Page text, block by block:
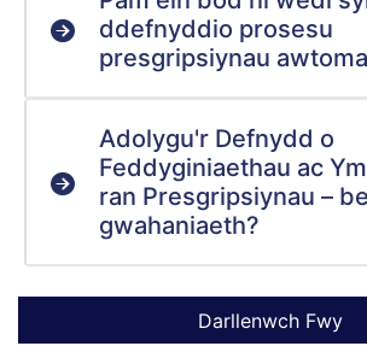
ddefnyddio prosesu
presgripsiynau
Adolygu'r Defnydd o
Feddyginiaethau ac
ran Presgripsiynau –
gwahaniaeth?